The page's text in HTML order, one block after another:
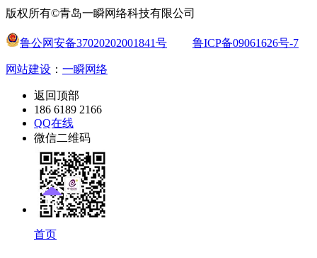
版权所有©青岛一瞬网络科技有限公司
鲁公网安备37020202001841号 鲁ICP备09061626号-7
网站建设 ： 一瞬网络
返回顶部
186 6189 2166
QQ在线
微信二维码
首页